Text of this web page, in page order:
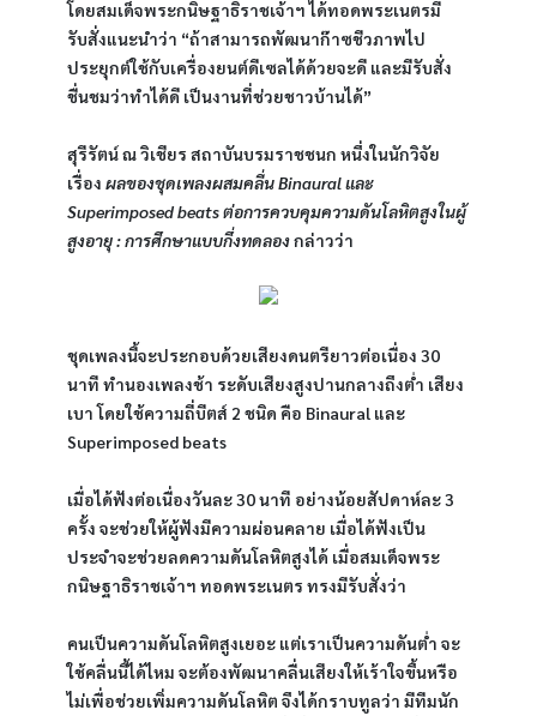
โดยสมเด็จพระกนิษฐาธิราชเจ้าฯ ได้ทอดพระเนตรมี
รับสั่งแนะนำว่า “ถ้าสามารถพัฒนาก๊าซชีวภาพไป
ประยุกต์ใช้กับเครื่องยนต์ดีเซลได้ด้วยจะดี และมีรับสั่ง
ชื่นชมว่าทำได้ดี เป็นงานที่ช่วยชาวบ้านได้”
สุรีรัตน์ ณ วิเชียร สถาบันบรมราชชนก หนึ่งในนักวิจัย
เรื่อง ผลของชุดเพลงผสมคลื่น Binaural และ
Superimposed beats ต่อการควบคุมความดันโลหิตสูงในผู้
สูงอายุ : การศึกษาแบบกึ่งทดลอง กล่าวว่า
ชุดเพลงนี้จะประกอบด้วยเสียงดนตรียาวต่อเนื่อง 30
นาที ทำนองเพลงช้า ระดับเสียงสูงปานกลางถึงต่ำ เสียง
เบา โดยใช้ความถี่บีตส์ 2 ชนิด คือ Binaural และ
Superimposed beats
เมื่อได้ฟังต่อเนื่องวันละ 30 นาที อย่างน้อยสัปดาห์ละ 3
ครั้ง จะช่วยให้ผู้ฟังมีความผ่อนคลาย เมื่อได้ฟังเป็น
ประจำจะช่วยลดความดันโลหิตสูงได้ เมื่อสมเด็จพระ
กนิษฐาธิราชเจ้าฯ ทอดพระเนตร ทรงมีรับสั่งว่า
คนเป็นความดันโลหิตสูงเยอะ แต่เราเป็นความดันต่ำ จะ
ใช้คลื่นนี้ได้ไหม จะต้องพัฒนาคลื่นเสียงให้เร้าใจขึ้นหรือ
ไม่เพื่อช่วยเพิ่มความดันโลหิต จึงได้กราบทูลว่า มีทีมนัก